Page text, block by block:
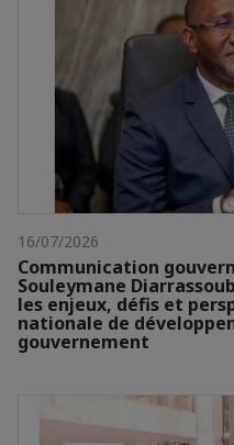
16/07/2026
Communication
Souleymane
les enjeux, défis et
nationale de
gouvernement